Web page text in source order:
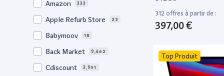
Amazon 333
Apple Refurb Store 22
Babymoov 18
Back Market 9,462
Cdiscount 3,951
312 offres à partir de :
397,00 €
Top Produit